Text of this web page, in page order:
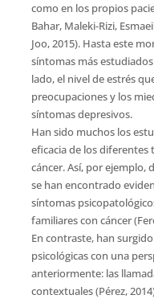
como en los propios
Bahar, Maleki-Rizi,
Joo, 2015). Hasta este
síntomas más
lado, el nivel de estrés
preocupaciones y los
síntomas depresivos.
Han sido muchos los
eficacia de los
cáncer. Así, por ejemplo,
se han encontrado
síntomas
familiares con cáncer
En contraste, han
psicológicas con una
anteriormente: las
contextuales (Pérez,